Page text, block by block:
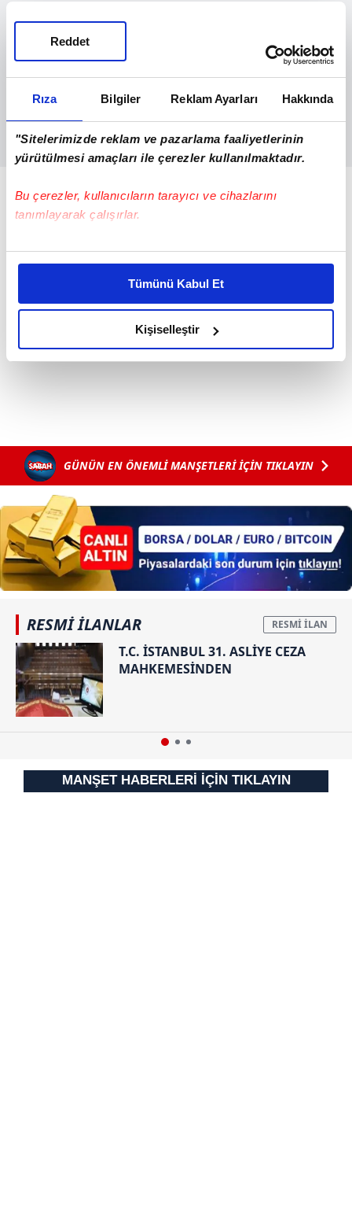
Rıza Bilgiler Reklam Ayarları Hakkında
"Sitelerimizde reklam ve pazarlama faaliyetlerinin
yürütülmesi amaçları ile çerezler kullanılmaktadır.
Bu çerezler, kullanıcıların tarayıcı ve cihazlarını
tanımlayarak çalışırlar.
Bu çerezlere izin vermeniz halinde sizlere özel
daha iyi reklam deneyimi yaşatabiliriz. Bunu yaparken
amacımızın size daha iyi bir reklam deneyimi sunmak
olduğunu ve sizlere en iyi içerikleri sunabilmek adına
elimizden gelen çabayı gösterdiğimizi ve bu noktada,
reklamların maliyetlerimizi karşılamak noktasında tek gelir
gösterilmeyecektir."
Sizlere daha iyi bir hizmet sunabilmek için İnternet
Sitemizde kendimize ve üçüncü kişilere ait çerezler
kullanılmaktadır. Bu çerezler vasıtasıyla çeşitli kişisel
verileriniz işlenmekte olup gerekli olan çerezler bilgi
toplumu hizmetlerinin sunulması amacıyla
kullanılmaktadır. Diğer çerezler, sitemizin daha işlevsel
reklam/pazarlama faaliyetlerinin yapılması, amaçlarıyla
sınırlı olarak açık rızanız dahilinde kullanılacaktır.
Çerezlere ilişkin tercihlerinizi aşağıda yer alan panel
vasıtasıyla belirleyebilirsiniz. Çerezlere ilişkin detaylı bilgi
ziyaret edebilirsiniz.
6698 sayılı Kişisel Verilerin Korunması Kanunu uyarınca
Tümünü Kabul Et
Kişiselleştir
Reddet
\r\n
İHA
GÜNÜN EN ÖNEMLİ MANŞETLERİ İÇİN TIKLAYIN
RESMİ İLANLAR
T.C. İSTANBUL 31. ASLİYE CEZA
MAHKEMESİNDEN
MANŞET HABERLERİ İÇİN TIKLAYIN